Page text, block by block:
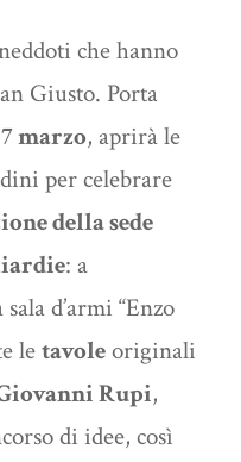
che hanno
Giusto. Porta
marzo, aprirà le
per celebrare
della sede
: a
sala d’armi “Enzo
letavoleoriginali
Rupi,
di idee, così